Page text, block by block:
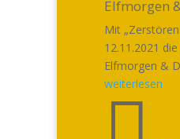
Elfmorgen
Mit
12.11.2021
Elfmorgen &
weiterlesen